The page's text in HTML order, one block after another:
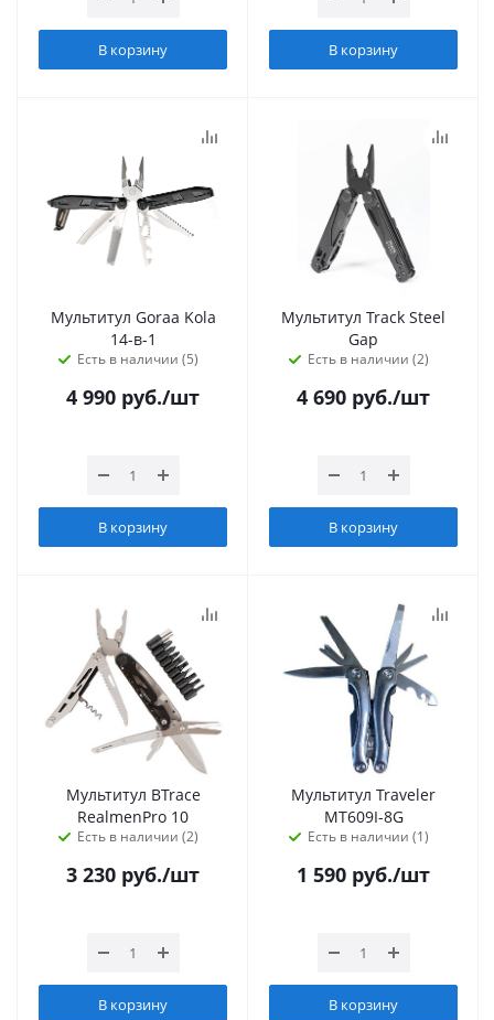
В корзину В корзину
Мультитул Goraa Kola
14-в-1
Есть в наличии (5)
4 990 руб./шт
В корзину
Мультитул Track Steel
Gap
Есть в наличии (2)
4 690 руб./шт
В корзину
Мультитул BTrace
RealmenPro 10
Есть в наличии (2)
3 230 руб./шт
В корзину
Мультитул Traveler
MT609I-8G
Есть в наличии (1)
1 590 руб./шт
В корзину